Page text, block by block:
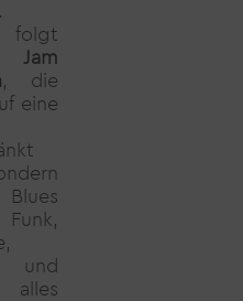
folgt
Jam
, die
eine
und